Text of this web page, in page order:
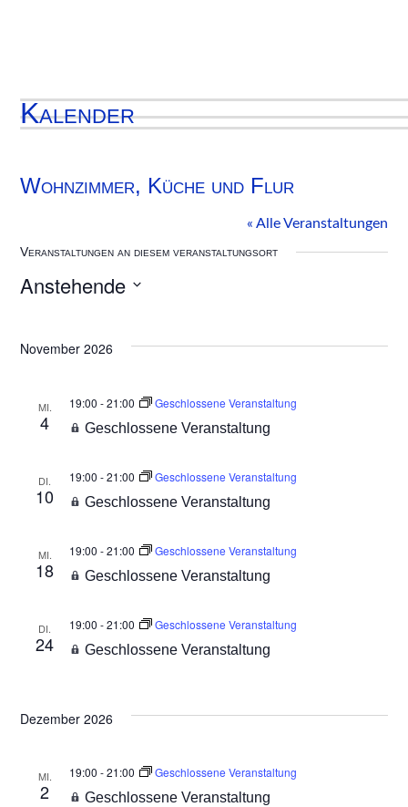
Kalender
Wohnzimmer, Küche und Flur
« Alle Veranstaltungen
Veranstaltungen an diesem veranstaltungsort
Anstehende
November 2026
MI.
4 Geschlossene Veranstaltung
19:00-21:00 Geschlossene Veranstaltung
DI.
10 Geschlossene Veranstaltung
19:00-21:00 Geschlossene Veranstaltung
MI.
18 Geschlossene Veranstaltung
19:00-21:00 Geschlossene Veranstaltung
DI.
24 Geschlossene Veranstaltung
19:00-21:00 Geschlossene Veranstaltung
Dezember 2026
MI.
2 Geschlossene Veranstaltung
19:00-21:00 Geschlossene Veranstaltung